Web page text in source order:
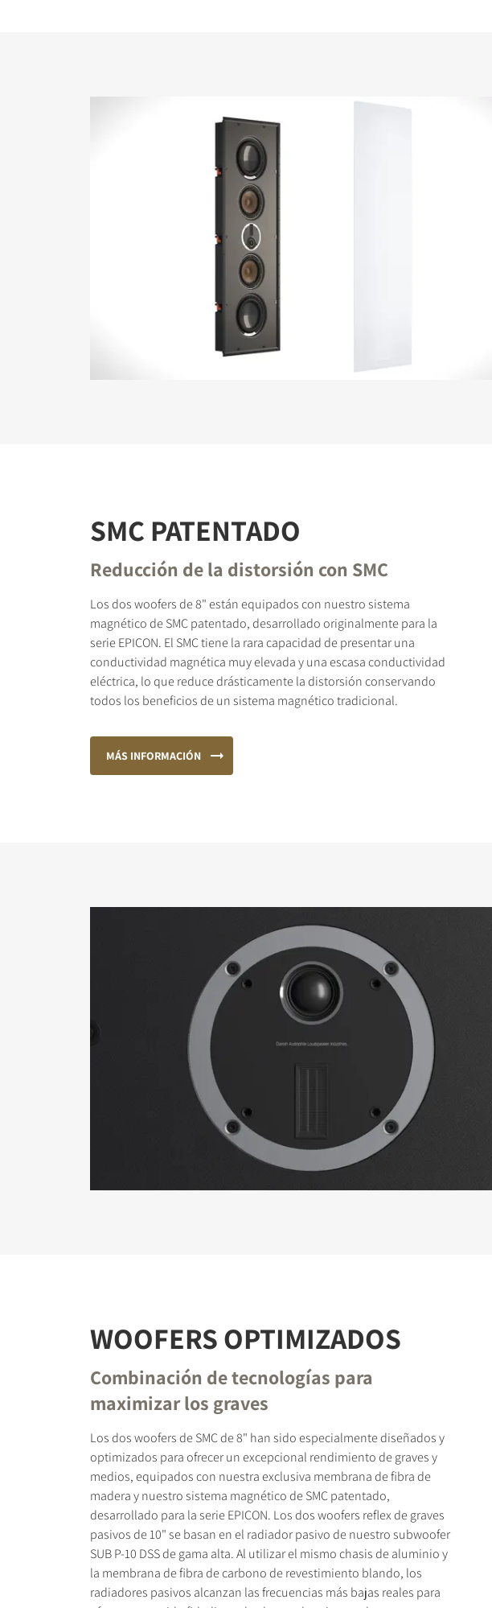
SMC PATENTADO
Reducción de la distorsión con SMC
Los dos woofers de 8" están equipados con nuestro sistema
magnético de SMC patentado, desarrollado originalmente para la
serie EPICON. El SMC tiene la rara capacidad de presentar una
conductividad magnética muy elevada y una escasa conductividad
eléctrica, lo que reduce drásticamente la distorsión conservando
todos los beneficios de un sistema magnético tradicional.
MÁS INFORMACIÓN
WOOFERS OPTIMIZADOS
Combinación de tecnologías para
maximizar los graves
Los dos woofers de SMC de 8" han sido especialmente diseñados y
optimizados para ofrecer un excepcional rendimiento de graves y
medios, equipados con nuestra exclusiva membrana de fibra de
madera y nuestro sistema magnético de SMC patentado,
desarrollado para la serie EPICON. Los dos woofers reflex de graves
pasivos de 10" se basan en el radiador pasivo de nuestro subwoofer
SUB P-10 DSS de gama alta. Al utilizar el mismo chasis de aluminio y
la membrana de fibra de carbono de revestimiento blando, los
radiadores pasivos alcanzan las frecuencias más bajas reales para
Rellena el formulario de registro y